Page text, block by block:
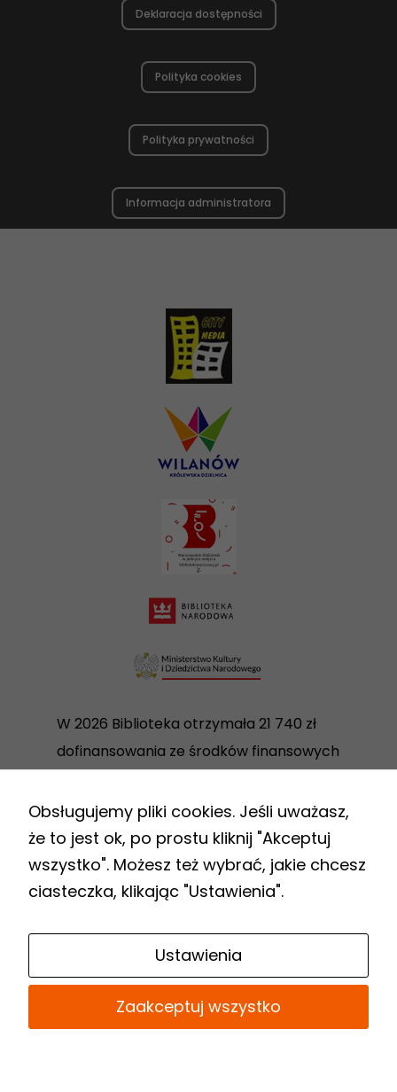
Deklaracja dostępności
Polityka cookies
Polityka prywatności
Informacja administratora
W 2026 Biblioteka otrzymała 21 740 zł
dofinansowania ze środków finansowych
Narodowego w ramach realizacji
Programu Biblioteki Narodowej „Zakup i
zdalny dostęp do nowości
wydawniczych”.
Link
do
Biuletynu
Informacji
Obsługujemy pliki cookies. Jeśli uważasz,
że to jest ok, po prostu kliknij "Akceptuj
wszystko". Możesz też wybrać, jakie chcesz
ciasteczka, klikając "Ustawienia".
Ustawienia
Zaakceptuj wszystko